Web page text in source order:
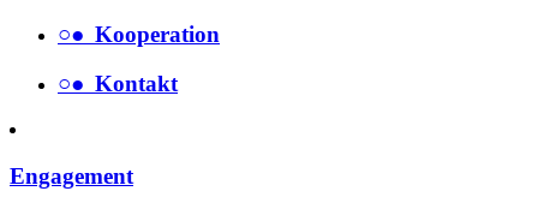
○● Kooperation
○● Kontakt
Engagement